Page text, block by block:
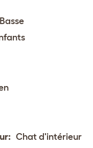
Chat d'intérieur